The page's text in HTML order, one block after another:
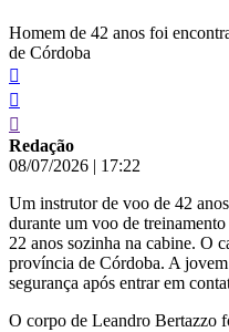
Homem de 42 anos foi
de Córdoba
Redação
08/07/2026 | 17:22
Um instrutor de voo de 42
durante um voo de
22 anos sozinha na cabine. O
província de Córdoba. A
segurança após entrar em
O corpo de Leandro Bertazzo